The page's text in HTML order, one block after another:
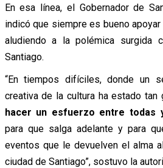
En esa línea, el Gobernador de
indicó que siempre es bueno
aludiendo a la polémica surgida
Santiago.
“En tiempos difíciles, donde un
creativa de la cultura ha estado tan
hacer un esfuerzo entre todas
para que salga adelante y para
eventos que le devuelven el alma
ciudad de Santiago”, sostuvo la